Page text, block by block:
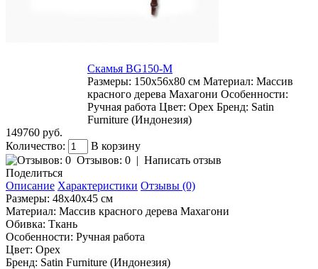
Скамья BG150-M
Размеры: 150x56x80 см Материал: Массив
красного дерева Махагони Особенности:
Ручная работа Цвет: Орех Бренд: Satin
Furniture (Индонезия)
149760 руб.
Количество:
В корзину
Отзывов: 0 | Написать отзыв
Поделиться
Описание Характеристики Отзывы (0)
Размеры: 48x40x45 см
Материал: Массив красного дерева Махагони
Обивка: Ткань
Особенности: Ручная работа
Цвет: Орех
Бренд: Satin Furniture (Индонезия)